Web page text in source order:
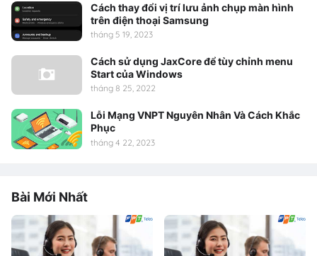
Cách thay đổi vị trí lưu ảnh chụp màn hình
trên điện thoại Samsung
tháng 5 19, 2023
Cách sử dụng JaxCore để tùy chỉnh menu
Start của Windows
tháng 8 25, 2022
Lỗi Mạng VNPT Nguyên Nhân Và Cách Khắc
Phục
tháng 4 22, 2023
Bài Mới Nhất